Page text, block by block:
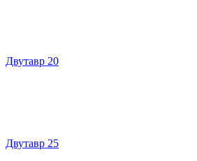
Двутавр 20
Двутавр 25